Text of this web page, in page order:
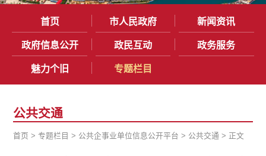
首页 市人民政府 新闻资讯
政府信息公开 政民互动 政务服务
魅力个旧 专题栏目
公共交通
首页 >专题栏目 > 公共企事业单位信息公开平台 > 公共交通 > 正文